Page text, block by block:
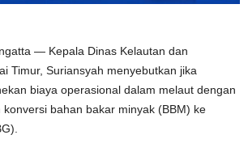
— Kepala Dinas Kelautan dan
Timur, Suriansyah menyebutkan jika
biaya operasional dalam melaut dengan
bahan bakar minyak (BBM) ke